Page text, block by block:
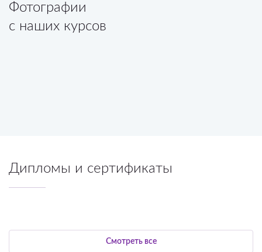
Фотографии
с наших курсов
Дипломы и сертификаты
Смотреть все